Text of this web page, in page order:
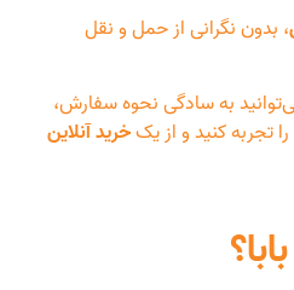
، بدون نگرانی از حمل و نقل
به سادگی نحوه سفارش،
تجربه کنید و از یکخرید آنلاین